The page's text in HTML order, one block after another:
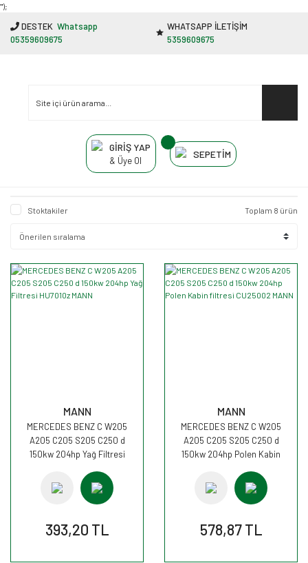
"');
DESTEK Whatsapp
05359609675
WHATSAPP İLETİŞİM
5359609675
GİRİŞ YAP
& Üye Ol
SEPETİM
Stoktakiler Toplam 8 ürün
MANN
MERCEDES BENZ C W205
A205 C205 S205 C250 d
150kw 204hp Yağ Filtresi
393,20 TL
MANN
MERCEDES BENZ C W205
A205 C205 S205 C250 d
150kw 204hp Polen Kabin
578,87 TL